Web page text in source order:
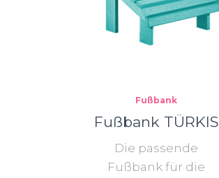
Fußbank
Fußbank TÜRKIS
Die passende
Fußbank für die